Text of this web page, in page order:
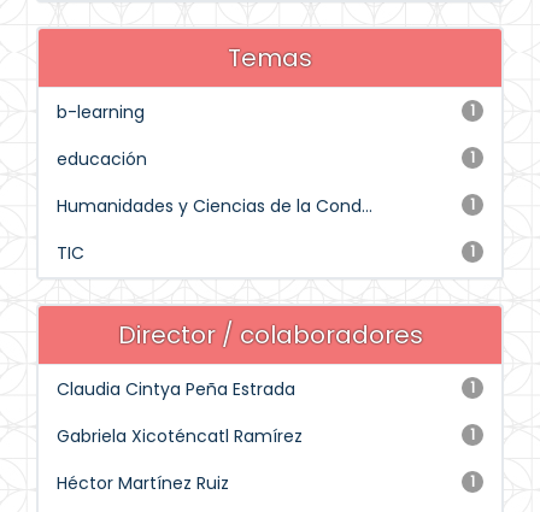
Temas
1
b-learning
1
educación
1
Humanidades y Ciencias de la Cond...
1
TIC
Director / colaboradores
1
Claudia Cintya Peña Estrada
1
Gabriela Xicoténcatl Ramírez
1
Héctor Martínez Ruiz